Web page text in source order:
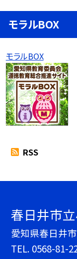
モラルBOX
モラルBOX
RSS
春日井市
愛知県春日井
TEL. 0568-81-